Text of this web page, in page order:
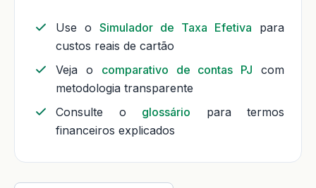
Use o Simulador de Taxa Efetiva para
custos reais de cartão
Veja o comparativo de contas PJ com
metodologia transparente
Consulte o glossário para termos
financeiros explicados